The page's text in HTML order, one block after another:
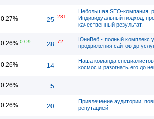
0.27% 25 -231
Небольшая SEO-компания,
Индивидуальный подход,
качественный результат.
0.26% 0.09 28 -72
ЮниВеб - полный комплекс
продвижения сайтов до
0.26% 14
Наша команда
космос и разогнать его до
0.26% 5
0.26% 20
Привлечение аудитории,
репутацией